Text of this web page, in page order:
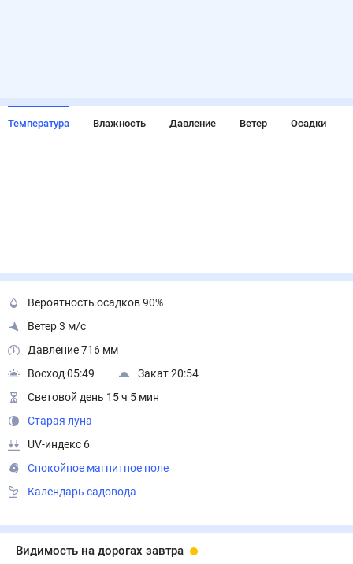
Температура Влажность Давление Ветер Осадки
Вероятность осадков 90%
Ветер 3 м/с
Давление 716 мм
Восход 05:49
Закат 20:54
Световой день 15 ч 5 мин
Старая луна
UV-индекс 6
Спокойное магнитное поле
Календарь садовода
Видимость на дорогах завтра